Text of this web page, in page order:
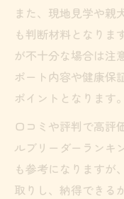
また、現地見学や親
も判断材料となりま
が不十分な場合は注
ポート内容や健康保
ポイントとなります。
口コミや評判で高評
ルブリーダーランキ
も参考になりますが
取りし、納得できる